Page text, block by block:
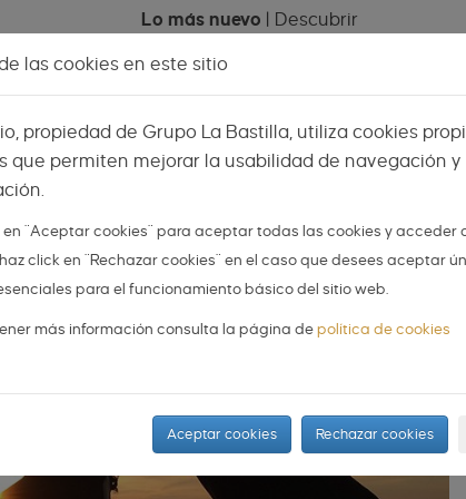
Lo más nuevo | Descubrir
Celebraciones Espacios Mi menú
¿en España?
las cookies en este sitio
propiedad de Grupo La Bastilla, utiliza cookies
que permiten mejorar la usabilidad de navegación
en "Aceptar cookies" para aceptar todas las cookies y acceder
click en "Rechazar cookies" en el caso que desees aceptar
para el funcionamiento básico del sitio web.
más información consulta la página depolítica de cookies
Aceptar cookies Rechazar cookies